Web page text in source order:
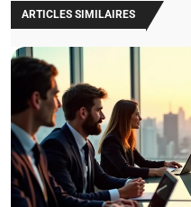
ARTICLES SIMILAIRES